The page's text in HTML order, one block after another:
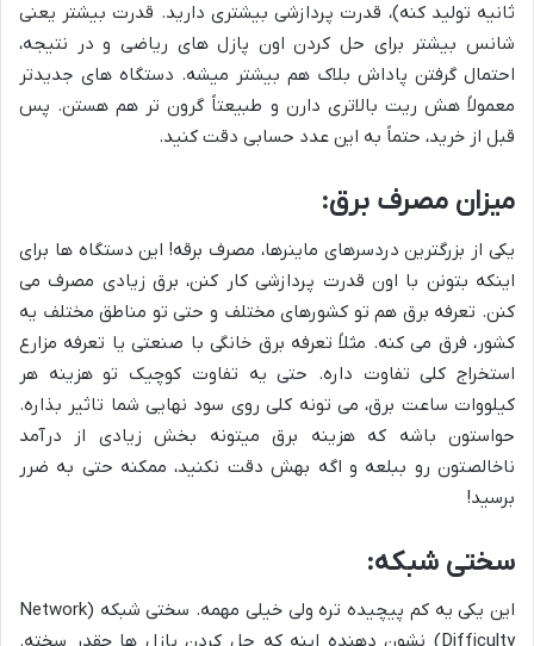
ثانیه تولید کنه)، قدرت پردازشی بیشتری دارید. قدرت بیشتر یعنی
شانس بیشتر برای حل کردن اون پازل های ریاضی و در نتیجه،
احتمال گرفتن پاداش بلاک هم بیشتر میشه. دستگاه های جدیدتر
معمولاً هش ریت بالاتری دارن و طبیعتاً گرون تر هم هستن. پس
قبل از خرید، حتماً به این عدد حسابی دقت کنید.
میزان مصرف برق:
یکی از بزرگترین دردسرهای ماینرها، مصرف برقه! این دستگاه ها برای
اینکه بتونن با اون قدرت پردازشی کار کنن، برق زیادی مصرف می
کنن. تعرفه برق هم تو کشورهای مختلف و حتی تو مناطق مختلف یه
کشور، فرق می کنه. مثلاً تعرفه برق خانگی با صنعتی یا تعرفه مزارع
استخراج کلی تفاوت داره. حتی یه تفاوت کوچیک تو هزینه هر
کیلووات ساعت برق، می تونه کلی روی سود نهایی شما تاثیر بذاره.
حواستون باشه که هزینه برق میتونه بخش زیادی از درآمد
ناخالصتون رو ببلعه و اگه بهش دقت نکنید، ممکنه حتی به ضرر
برسید!
سختی شبکه:
این یکی یه کم پیچیده تره ولی خیلی مهمه. سختی شبکه (Network